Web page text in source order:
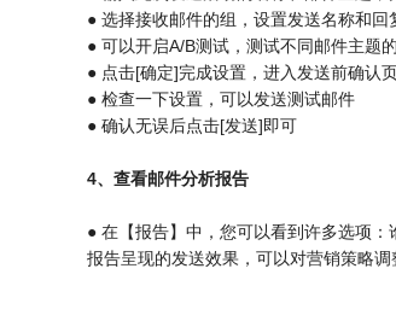
● 选择接收邮件的组，设置发送名称和回
● 可以开启A/B测试，测试不同邮件主题
● 点击[确定]完成设置，进入发送前确认
● 检查一下设置，可以发送测试邮件
● 确认无误后点击[发送]即可
4、查看邮件分析报告
● 在【报告】中，您可以看到许多选项
报告呈现的发送效果，可以对营销策略调